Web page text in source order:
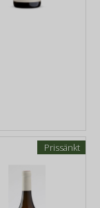
Prissänkt